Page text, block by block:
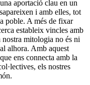
aportació clau en un
i amb elles, tot
poble. A més de fixar
estableix vincles amb
nostra mitologia no és ni
alhora. Amb aquest
ens connecta amb la
els nostres